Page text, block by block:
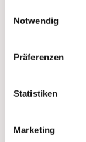
Notwendig
Präferenzen
Statistiken
Marketing